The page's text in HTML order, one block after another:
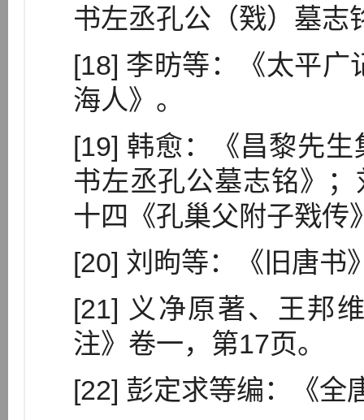
书左丞孔公（戣）墓志
[18] 李昉等：《太平广
海人》。
[19] 韩愈：《昌黎先
书左丞孔公墓志铭》
十四《孔巢父附子戣传
[20] 刘昫等：《旧唐书
[21] 义净原著、王邦
注》卷一，第17页。
[22] 彭定求等编：《全